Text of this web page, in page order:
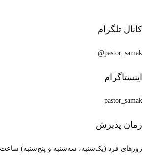
کانال تلگرام
pastor_samak@
اینستاگرام
pastor_samak
زمان پذیرش
روزهای فرد (یک‌شنبه، سه‌شنبه و پنج‌شنبه) ساعت 15:00 الی 20:00